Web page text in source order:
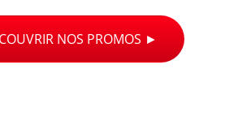
NOS PROMOS